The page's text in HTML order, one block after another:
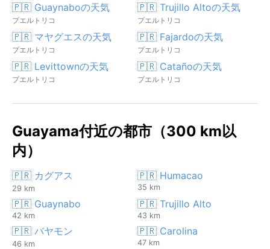
🇵🇷 Guaynaboの天気
プエルトリコ
🇵🇷 Trujillo Altoの天気
プエルトリコ
🇵🇷 マヤグエスの天気
プエルトリコ
🇵🇷 Fajardoの天気
プエルトリコ
🇵🇷 Levittownの天気
プエルトリコ
🇵🇷 Catañoの天気
プエルトリコ
Guayama付近の都市（300 km以
内）
🇵🇷 カグアス
29 km
🇵🇷 Humacao
35 km
🇵🇷 Guaynabo
42 km
🇵🇷 Trujillo Alto
43 km
🇵🇷 バヤモン
46 km
🇵🇷 Carolina
47 km